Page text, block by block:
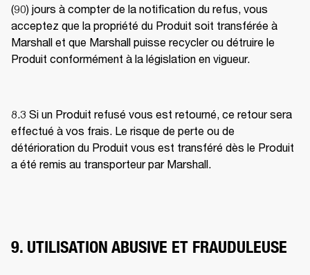
(90) jours à compter de la notification du refus, vous
acceptez que la propriété du Produit soit transférée à
Marshall et que Marshall puisse recycler ou détruire le
Produit conformément à la législation en vigueur.
8.3 Si un Produit refusé vous est retourné, ce retour sera
effectué à vos frais. Le risque de perte ou de
détérioration du Produit vous est transféré dès le Produit
a été remis au transporteur par Marshall.
9. UTILISATION ABUSIVE ET FRAUDULEUSE